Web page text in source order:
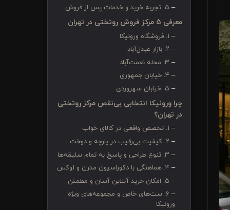
۵. تجربه خرید و خدمات پس از فروش
معرفی 5 مرکز فروش روتختی در تهران
۱. فروشگاه ورونیکا
۲. بازار عبدل‌آباد
۳. محله نعمت‌آباد
۴. خیابان جمهوری
۵. خیابان سهروردی
چرا ورونیکا انتخابی بی‌نقص مرکز روتختی
در تهران؟
۱. تخصص واقعی در کالای خواب
۲. کیفیت بی‌رقیب در پارچه و دوخت
۳. تنوع طراحی و پاسخ به تمام سلیقه‌ها
۴. هماهنگی با دکوراسیون مدرن و لوکس
۵. امکان خرید آنلاین آسان و مطمئن
6. ست‌های خاص و مجموعه‌های ویژه
ورونیکا